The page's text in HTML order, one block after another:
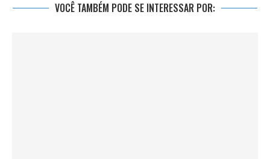
VOCÊ TAMBÉM PODE SE INTERESSAR POR: